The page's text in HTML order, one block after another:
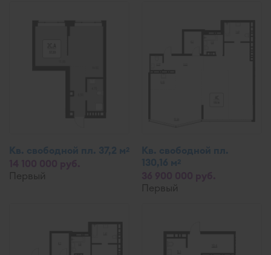
Кв. свободной пл. 37,2 м2
Первый
Кв. свободной пл.
130,16 м2
Первый